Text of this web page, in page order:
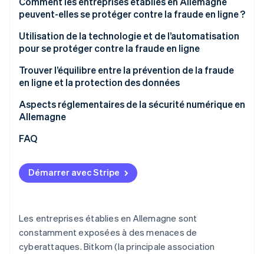
Stripe Sessions 2026
Découvrez comment Stripe construit l’infrastructure
Regarder la vidéo
Perte de données sensibles
Atteinte à la réputation et perte de confiance
Interruptions d’activité et perte de productivité
Complications juridiques et réglementaires
Complexité croissante du paysage des menaces
peuvent-elles se protéger contre la fraude en ligne ?
Sensibilisation et formation du personnel
Politiques de sécurité claires et processus internes
Mots de passe sécurisés et authentification
multifacteurs (AMF)
Mises à jour de sécurité régulières et maintenance
des systèmes
contacts des partenaires
Communication transparente avec les clients
Utilisation de la technologie et de l’automatisation
pour se protéger contre la fraude en ligne
Détection optimisée de la fraude grâce à l’IA avec
Stripe Radar
Trouver l’équilibre entre la prévention de la fraude
en ligne et la protection des données
Exigences du RGPD
Confiance et transparence
Aspects réglementaires de la sécurité numérique en
Allemagne
FAQ
Démarrer avec Stripe
Les entreprises établies en Allemagne sont
constamment exposées à des menaces de
cyberattaques. Bitkom (la principale association